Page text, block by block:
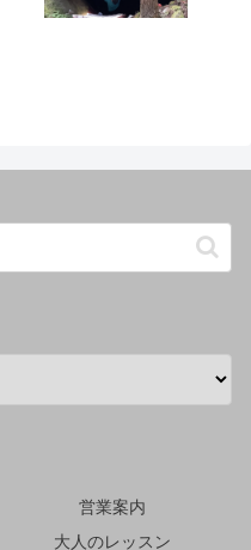
営業案内
大人のレッスン